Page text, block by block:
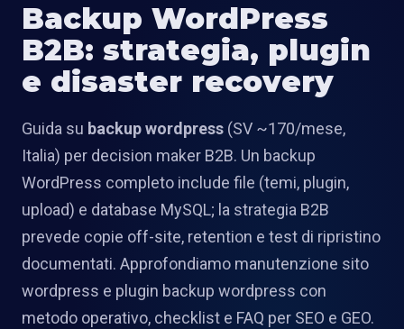
Backup WordPress
B2B: strategia, plugin
e disaster recovery
Guida su backup wordpress (SV ~170/mese,
Italia) per decision maker B2B. Un backup
WordPress completo include file (temi, plugin,
upload) e database MySQL; la strategia B2B
prevede copie off-site, retention e test di ripristino
documentati. Approfondiamo manutenzione sito
wordpress e plugin backup wordpress con
metodo operativo, checklist e FAQ per SEO e GEO.